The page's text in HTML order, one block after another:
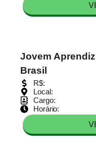
Jovem
Brasil
R$:
Local:
Cargo:
Horário: